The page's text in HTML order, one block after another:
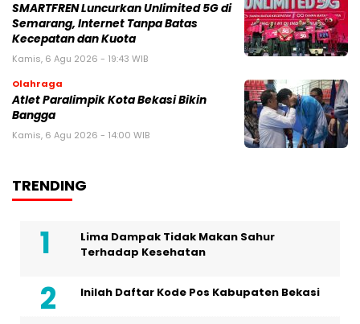
SMARTFREN Luncurkan Unlimited 5G di
Semarang, Internet Tanpa Batas
Kecepatan dan Kuota
Kamis, 6 Agu 2026 - 19:43 WIB
Olahraga
Atlet Paralimpik Kota Bekasi Bikin
Bangga
Kamis, 6 Agu 2026 - 14:00 WIB
TRENDING
Lima Dampak Tidak Makan Sahur
Terhadap Kesehatan
Inilah Daftar Kode Pos Kabupaten Bekasi